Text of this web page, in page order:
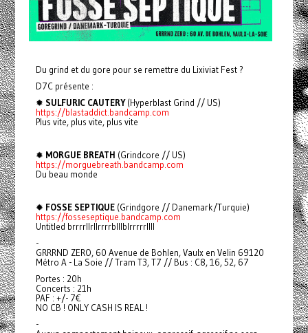
Du grind et du gore pour se remettre du Lixiviat Fest ?
D7C présente :
✹ SULFURIC CAUTERY(Hyperblast Grind // US)
https://blastaddict.bandcamp.com
Plus vite, plus vite, plus vite
✹ MORGUE BREATH (Grindcore // US)
https://morguebreath.bandcamp.com
Du beau monde
✹ FOSSE SEPTIQUE(Grindgore // Danemark/Turquie)
https://fosseseptique.bandcamp.com
Untitled brrrrllrllrrrrblllblrrrrrllll
-
GRRRND ZERO, 60 Avenue de Bohlen, Vaulx en Velin 69120
Métro A - La Soie // Tram T3, T7 // Bus : C8, 16, 52, 67
Portes : 20h
Concerts : 21h
PAF : +/- 7€
NO CB ! ONLY CASH IS REAL !
-